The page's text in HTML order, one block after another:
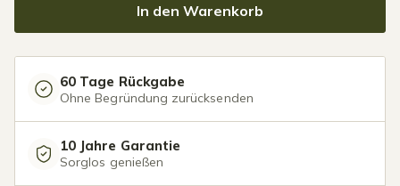
In den Warenkorb
60 Tage Rückgabe
Ohne Begründung zurücksenden
10 Jahre Garantie
Sorglos genießen